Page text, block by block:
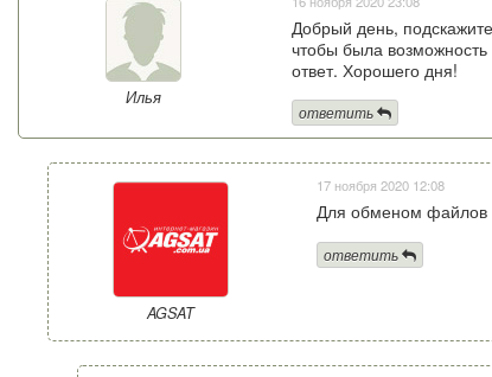
Илья
Добрый день,
чтобы была
ответ. Хорошего дня!
ответить
AGSAT
17 ноября 2020 12:08
Для обменом файлов
ответить